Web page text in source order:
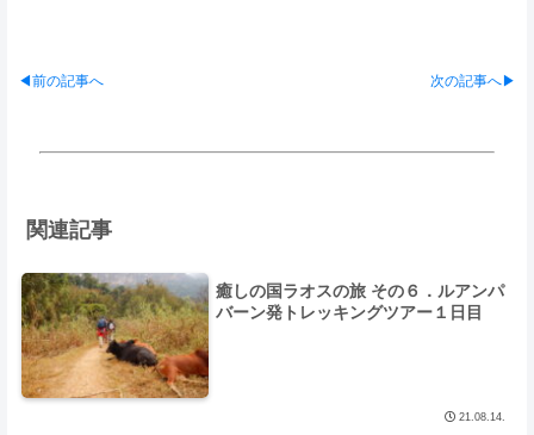
◀前の記事へ 次の記事へ▶
関連記事
癒しの国ラオスの旅 その６．ルアンパ
バーン発トレッキングツアー１日目
21.08.14.